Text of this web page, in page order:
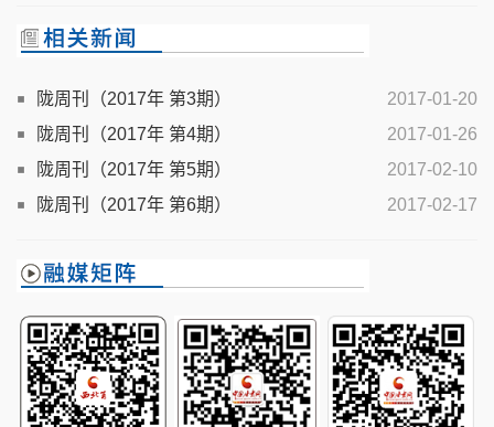
2017-01-20
陇周刊（2017年 第3期）
2017-01-26
陇周刊（2017年 第4期）
2017-02-10
陇周刊（2017年 第5期）
2017-02-17
陇周刊（2017年 第6期）